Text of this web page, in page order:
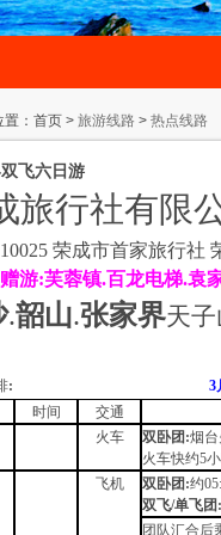
置：首页 > 旅游线路 > 热点线路
飞六日游
旅行社有限
荣成市首家旅行社
游:芙蓉镇.百龙电梯.袁
.韶山.张家界天子
: 3
时间
交通
火车
双卧团:烟台
火车快约5
飞机
双卧团:约
双飞/单飞团
团队汇合后